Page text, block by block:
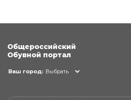
Общероссийский
Обувной портал
Ваш город: Выбрать